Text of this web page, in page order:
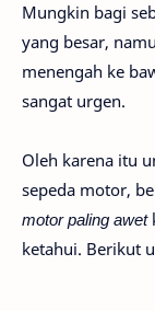
Mungkin bagi
yang besar,
menengah ke
sangat urgen.
Oleh karena itu
sepeda motor,
motor paling awet
ketahui. Berikut